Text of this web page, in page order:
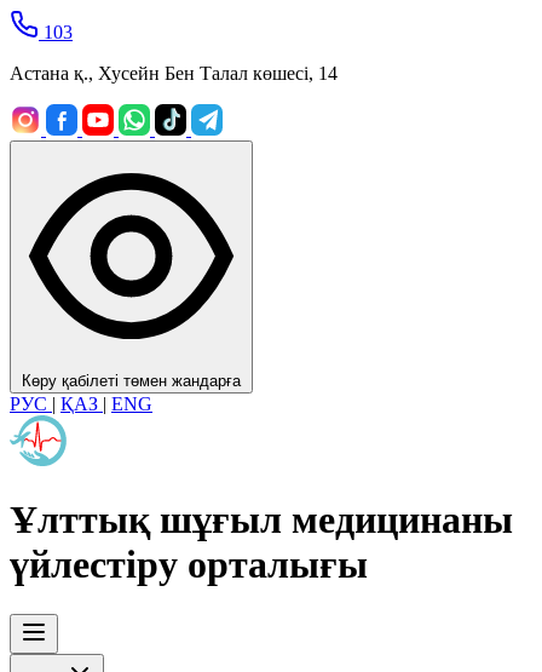
103
Астана қ., Хусейн Бен Талал көшесі, 14
Көру қабілеті төмен жандарға
РУС | ҚАЗ | ENG
Ұлттық шұғыл медицинаны
үйлестіру орталығы